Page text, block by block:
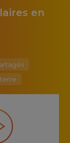
en